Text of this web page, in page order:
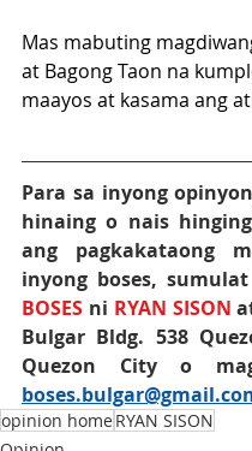
Mas mabuting
at Bagong Taon na
maayos at kasama ang
Para sa inyong
hinaing o nais
ang pagkakataong
BOSES ni RYAN SISON
Bulgar Bldg. 538
opinion homeRYAN SISON